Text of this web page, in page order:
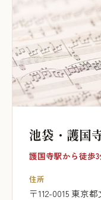
池袋・護国
護国寺駅から徒歩
住所
〒112-0015 東京